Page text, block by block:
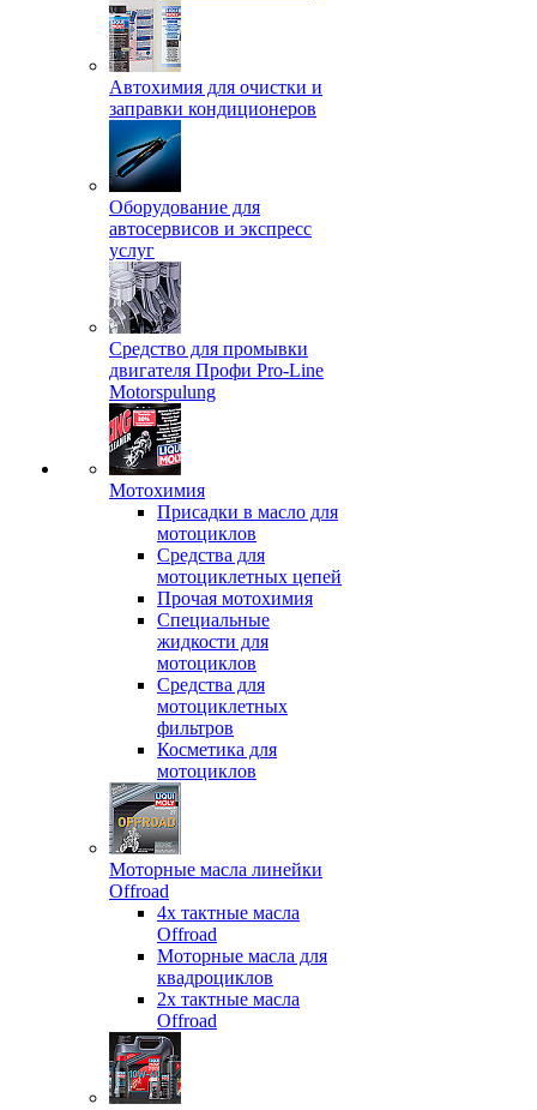
Автохимия для очистки и
заправки кондиционеров
Оборудование для
автосервисов и экспресс
услуг
Средство для промывки
двигателя Профи Pro-Line
Motorspulung
Мотохимия
Присадки в масло для
мотоциклов
Средства для
мотоциклетных цепей
Прочая мотохимия
Специальные
жидкости для
мотоциклов
Средства для
мотоциклетных
фильтров
Косметика для
мотоциклов
Моторные масла линейки
Offroad
4х тактные масла
Offroad
Моторные масла для
квадроциклов
2х тактные масла
Offroad